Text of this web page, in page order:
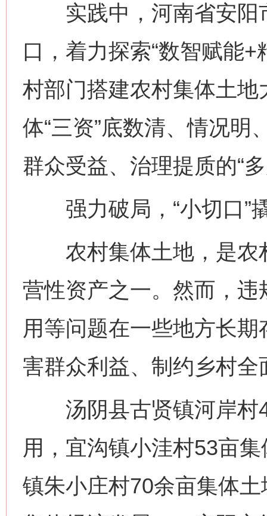
实践中，河南省安阳
口，着力探索“数智赋能
村部门搭建农村集体土
体“三资”底数清、情况明
群众受益、治理提质的“
强力破局，“小切口”撬
农村集体土地，是农
营性资产之一。然而，
用等问题在一些地方长
害群众利益、制约乡村
汤阴县古贤镇河岸村
用，宜沟镇小洼村53亩
镇朱小庄村70余亩集体